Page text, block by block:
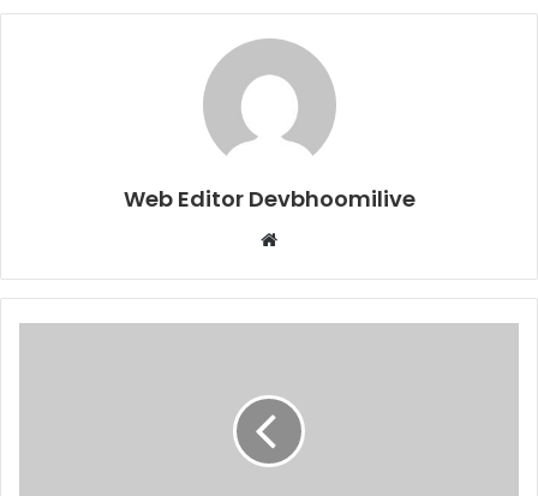
Web Editor Devbhoomilive
Website